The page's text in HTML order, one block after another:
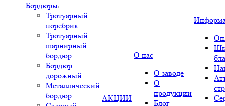
Бордюры
Тротуарный
поребрик
Тротуарный
шарнирный
бордюр
Бордюр
дорожный
Металлический
бордюр
АКЦИИ
О нас
О заводе
О
продукции
Блог